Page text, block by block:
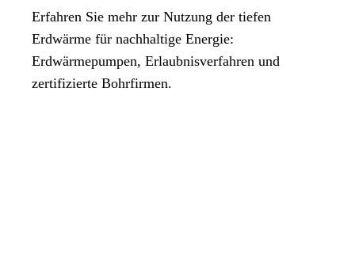
Erfahren Sie mehr zur Nutzung der tiefen
Erdwärme für nachhaltige Energie:
Erdwärmepumpen, Erlaubnisverfahren und
zertifizierte Bohrfirmen.